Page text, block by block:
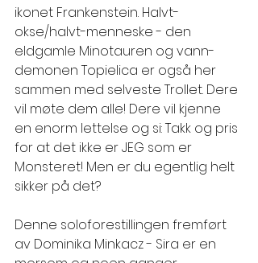
ikonet Frankenstein. Halvt-
okse/halvt-menneske - den
eldgamle Minotauren og vann-
demonen Topielica er også her
sammen med selveste Trollet. Dere
vil møte dem alle! Dere vil kjenne
en enorm lettelse og si: Takk og pris
for at det ikke er JEG som er
Monsteret! Men er du egentlig helt
sikker på det?
Denne soloforestillingen fremført
av Dominika Minkacz - Sira er en